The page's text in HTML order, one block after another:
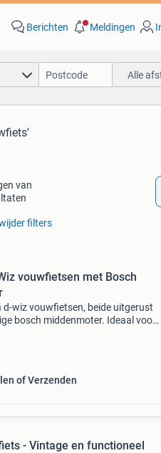
Berichten Meldingen
Alle
van
filters
vouwfietsen met Bosch
d-wiz vouwfietsen, beide uitgerust
bosch middenmoter. Ideaal voor
of Verzenden
- Vintage en functioneel